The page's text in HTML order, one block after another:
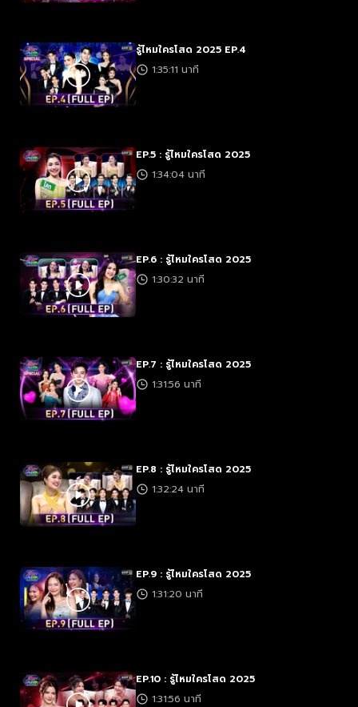
รู้ไหมใครโสด 2025 EP.4
1:35:11 นาที
EP.5 : รู้ไหมใครโสด 2025
1:34:04 นาที
EP.6 : รู้ไหมใครโสด 2025
1:30:32 นาที
EP.7 : รู้ไหมใครโสด 2025
1:31:56 นาที
EP.8 : รู้ไหมใครโสด 2025
1:32:24 นาที
EP.9 : รู้ไหมใครโสด 2025
1:31:20 นาที
EP.10 : รู้ไหมใครโสด 2025
1:31:56 นาที